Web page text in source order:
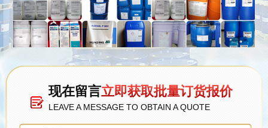
现在留言立即获取批量订货报价
LEAVE A MESSAGE TO OBTAIN A QUOTE